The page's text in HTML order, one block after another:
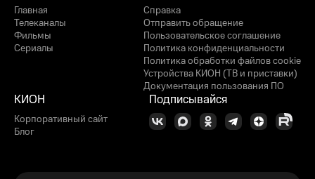
Главная
Телеканалы
Фильмы
Сериалы
Справка
Отправить обращение
Пользовательское соглашение
Политика конфиденциальности
Политика обработки файлов cookie
Устройства КИОН (ТВ и приставки)
Документация пользования ПО
КИОН
Корпоративный сайт
Блог
Подписывайся